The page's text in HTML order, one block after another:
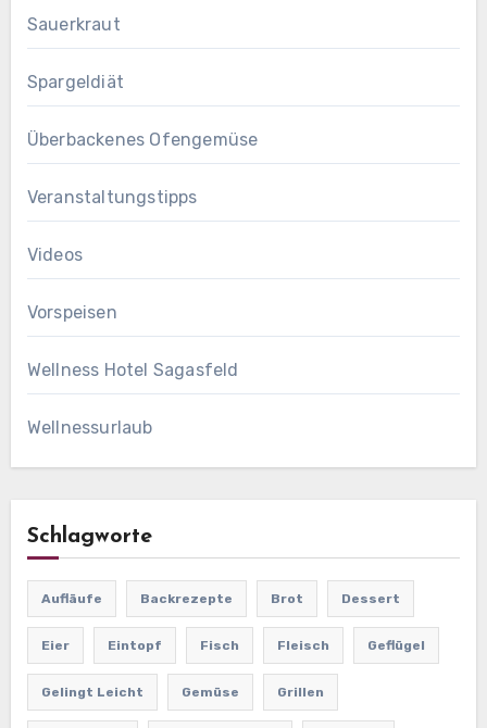
Sauerkraut
Spargeldiät
Überbackenes Ofengemüse
Veranstaltungstipps
Videos
Vorspeisen
Wellness Hotel Sagasfeld
Wellnessurlaub
Schlagworte
Aufläufe Backrezepte Brot Dessert
Eier Eintopf Fisch Fleisch Geflügel
Gelingt Leicht Gemüse Grillen